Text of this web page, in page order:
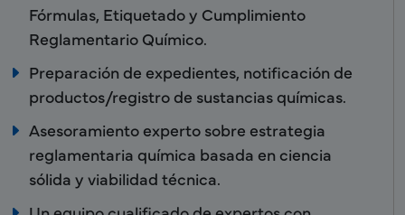
Fórmulas, Etiquetado y Cumplimiento
Reglamentario Químico.
Preparación de expedientes, notificación de
productos/registro de sustancias químicas.
Asesoramiento experto sobre estrategia
reglamentaria química basada en ciencia
sólida y viabilidad técnica.